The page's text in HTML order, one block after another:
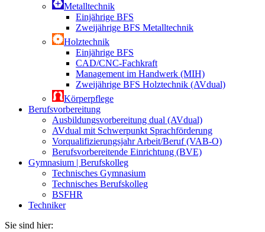
Metalltechnik
Einjährige BFS
Zweijährige BFS Metalltechnik
Holztechnik
Einjährige BFS
CAD/CNC-Fachkraft
Management im Handwerk (MIH)
Zweijährige BFS Holztechnik (AVdual)
Körperpflege
Berufsvorbereitung
Ausbildungsvorbereitung dual (AVdual)
AVdual mit Schwerpunkt Sprachförderung
Vorqualifizierungsjahr Arbeit/Beruf (VAB-O)
Berufsvorbereitende Einrichtung (BVE)
Gymnasium | Berufskolleg
Technisches Gymnasium
Technisches Berufskolleg
BSFHR
Techniker
Sie sind hier: